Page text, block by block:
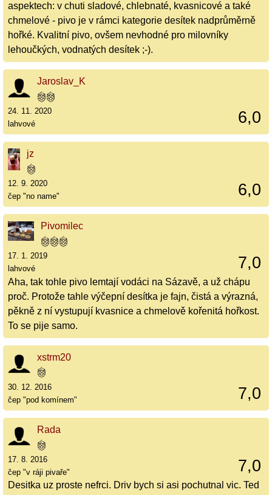
aspektech: v chuti sladové, chlebnaté, kvasnicové a také
chmelové - pivo je v rámci kategorie desítek nadprůměrně
hořké. Kvalitní pivo, ovšem nevhodné pro milovníky
lehoučkých, vodnatých desítek ;-).
Jaroslav_K
6,0
24. 11. 2020
lahvové
jz
6,0
12. 9. 2020
čep "no name"
Pivomilec
7,0
17. 1. 2019
lahvové
Aha, tak tohle pivo lemtají vodáci na Sázavě, a už chápu
proč. Protože tahle výčepní desítka je fajn, čistá a výrazná,
pěkně z ní vystupují kvasnice a chmelově kořenitá hořkost.
To se pije samo.
xstrm20
7,0
30. 12. 2016
čep "pod komínem"
Rada
7,0
17. 8. 2016
čep "v ráji pivaře"
Desitka uz proste nefrci. Driv bych si asi pochutnal vic. Ted